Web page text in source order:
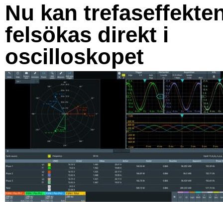
Nu kan
felsökas direkt i
oscilloskopet